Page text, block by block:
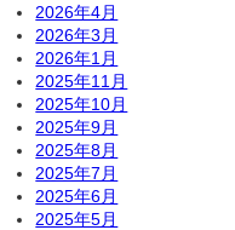
2026年4月
2026年3月
2026年1月
2025年11月
2025年10月
2025年9月
2025年8月
2025年7月
2025年6月
2025年5月